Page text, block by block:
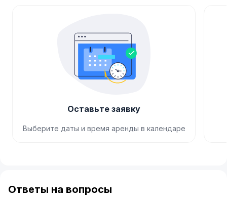
Оставьте заявку
Выберите даты и время аренды в календаре
of
4
Ответы на вопросы